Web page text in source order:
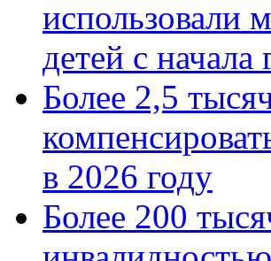
использовали
детей с начала
Более 2,5
в 2026 году
Более 200